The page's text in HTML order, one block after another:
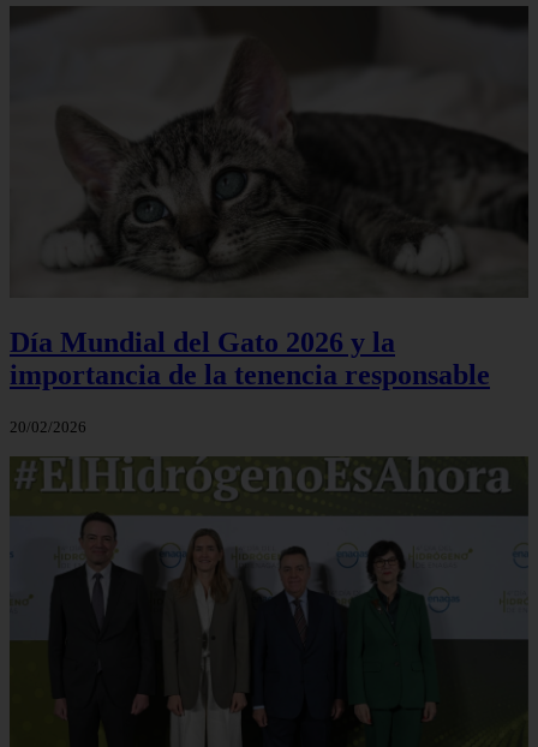
Día Mundial del Gato 2026 y la
importancia de la tenencia responsable
20/02/2026